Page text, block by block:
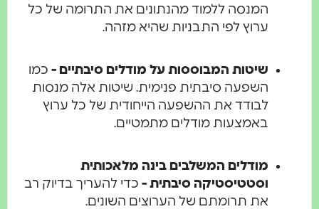
המנסה ללמוד מהנתונים את התרומה של כל
ערוץ לפי התבניות שהיא מזהה.
שיטות המבוססות על מודלים סיבתיים - כמו
השפעה סיבתית פנימית. שיטות אלה מנסות
לבודד את ההשפעה הייחודית של כל ערוץ
באמצעות מודלים מתמטיים.
מודלים המשלבים בינה מלאכותית
וסטטיסטיקה סיבתית - כדי להעריך בדיוק רב
את תרומתם של הערוצים השונים.